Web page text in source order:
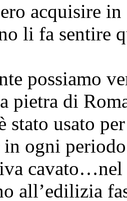
acquisire
li fa sentire
possiamo
pietra di
stato usato
in ogni
cavato…nel
all’edilizia